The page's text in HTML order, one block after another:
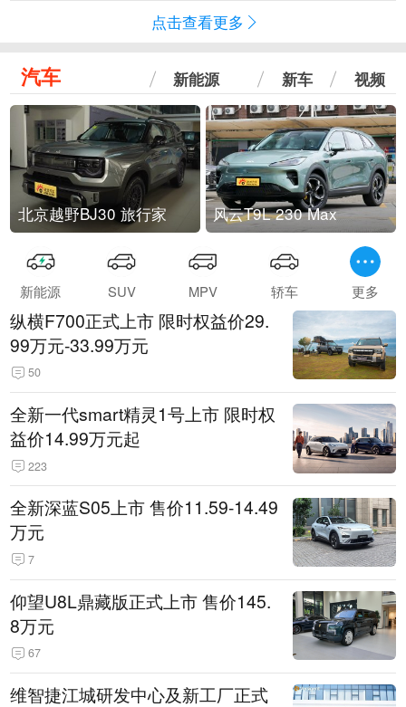
点击查看更多
汽车 新能源 新车 视频
北京越野BJ30 旅行家 风云T9L 230 Max
新能源 SUV MPV 轿车 更多
纵横F700正式上市 限时权益价29.
99万元-33.99万元
50
全新一代smart精灵1号上市 限时权
益价14.99万元起
223
全新深蓝S05上市 售价11.59-14.49
万元
7
仰望U8L鼎藏版正式上市 售价145.
8万元
67
维智捷江城研发中心及新工厂正式